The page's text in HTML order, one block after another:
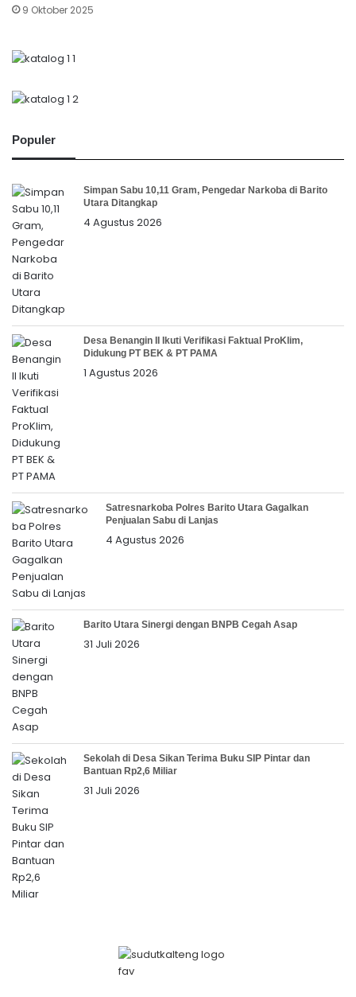
9 Oktober 2025
Populer
Simpan Sabu 10,11 Gram, Pengedar Narkoba di Barito
Utara Ditangkap
4 Agustus 2026
Desa Benangin II Ikuti Verifikasi Faktual ProKlim,
Didukung PT BEK & PT PAMA
1 Agustus 2026
Satresnarkoba Polres Barito Utara Gagalkan
Penjualan Sabu di Lanjas
4 Agustus 2026
Barito Utara Sinergi dengan BNPB Cegah Asap
31 Juli 2026
Sekolah di Desa Sikan Terima Buku SIP Pintar dan
Bantuan Rp2,6 Miliar
31 Juli 2026